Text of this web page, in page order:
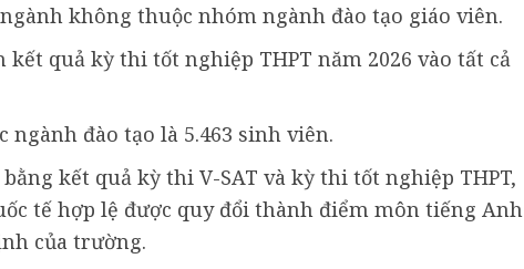
không thuộc nhóm ngành đào tạo giáo viên.
quả kỳ thi tốt nghiệp THPT năm 2026 vào tất cả
ngành đào tạo là 5.463 sinh viên.
kết quả kỳ thi V-SAT và kỳ thi tốt nghiệp THPT,
tế hợp lệ được quy đổi thành điểm môn tiếng Anh
của trường.